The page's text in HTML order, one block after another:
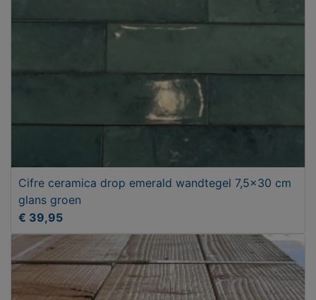
Cifre ceramica drop emerald wandtegel 7,5x30 cm
glans groen
€ 39,95